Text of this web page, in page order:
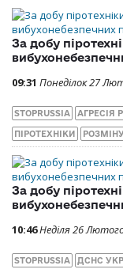
За добу
09:31 Понеділок 27
STOPRUSSIA АГРЕСІЯ
ПІРОТЕХНІКИ
За добу
10:46Неділя 26
STOPRUSSIA ДСНС